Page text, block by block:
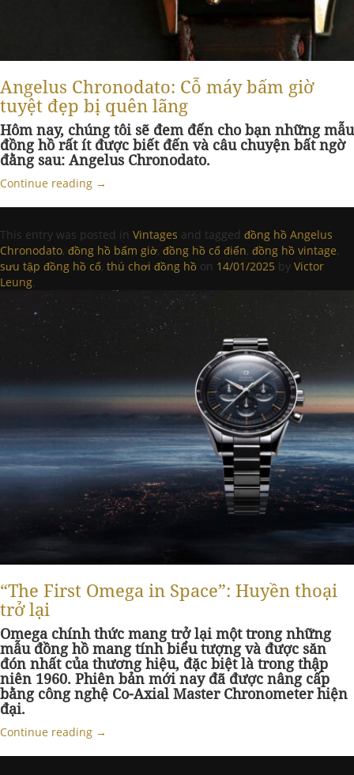
Angelus Chronodato: Cỗ máy bấm giờ
tuyệt đẹp bị quên lãng
Hôm nay, chúng tôi sẽ đem đến cho bạn những mẫu
đồng hồ rất ít được biết đến và câu chuyện bất ngờ
đằng sau: Angelus Chronodato.
Continue reading →
This entry was posted in Vintages and tagged đồng hồ Angelus
Chronodato, đồng hồ bấm giờ, đồng hồ cổ điển, đồng hồ vintage,
sưu tập đồng hồ cổ, thú chơi đồng hồ on 14/01/2025 by Victor
Leung.
“The First Omega in Space”: Huyền thoại
trở lại
Omega chính thức mang trở lại một trong những
mẫu đồng hồ mang tính biểu tượng và được săn
đón nhất của thương hiệu, đặc biệt là trong thập
niên 1960. Phiên bản mới nay đã được nâng cấp
bằng công nghệ Co-Axial Master Chronometer hiện
đại.
Continue reading →